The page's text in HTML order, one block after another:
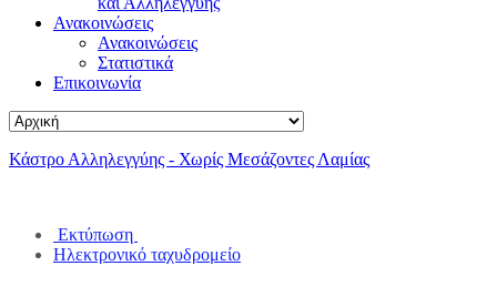
Ανακοινώσεις
Ανακοινώσεις
Στατιστικά
Επικοινωνία
Κάστρο Αλληλεγγύης - Χωρίς Μεσάζοντες Λαμίας
Εκτύπωση
Ηλεκτρονικό ταχυδρομείο